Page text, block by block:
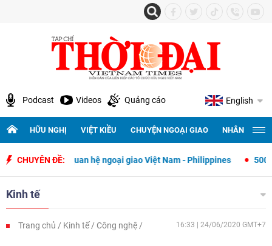
Podcast Videos Quảng cáo English
HỮU NGHỊ VIỆT KIỀU CHUYỆN NGOẠI GIAO NHÂN
CHUYÊN ĐỀ:
lập quan hệ ngoại giao Việt Nam - Philippines 500 ngày đêm
Kinh tế
Trang chủ Kinh tế Công nghệ 16:33 | 24/06/2020 GMT+7